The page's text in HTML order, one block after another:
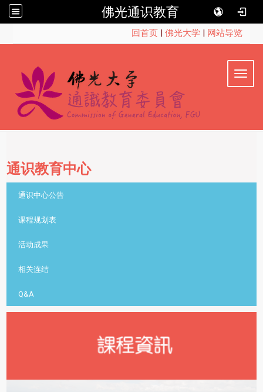
佛光通识教育
回首页| 佛光大学 | 网站导览
通识教育中心
通识中心公告
课程规划表
活动成果
相关连结
Q&A